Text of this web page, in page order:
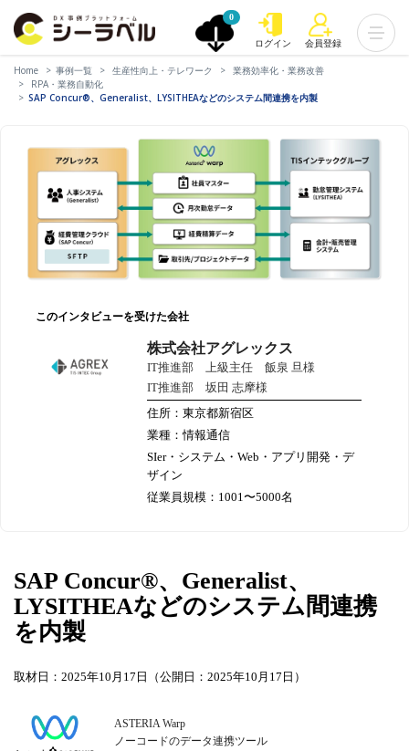
0
ログイン 会員登録
Home 事例一覧 生産性向上・テレワーク
業務効率化・業務改善
RPA・業務自動化
SAP Concur®、Generalist、LYSITHEAなどのシステム間連携を内製
このインタビューを受けた会社
株式会社アグレックス
IT推進部 上級主任 飯泉 旦様
IT推進部 坂田 志摩様
住所：東京都新宿区
業種：情報通信
SIer・システム・Web・アプリ開発・デ
ザイン
従業員規模：1001〜5000名
SAP Concur®、Generalist、
LYSITHEAなどのシステム間連携
を内製
取材日：2025年10月17日（公開日：2025年10月17日）
ASTERIA Warp
ノーコードのデータ連携ツール